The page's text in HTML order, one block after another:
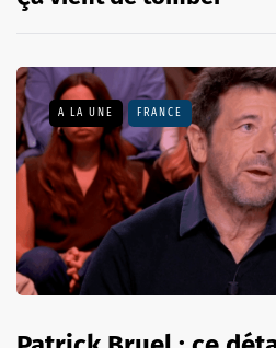
A LA UNE FRANCE